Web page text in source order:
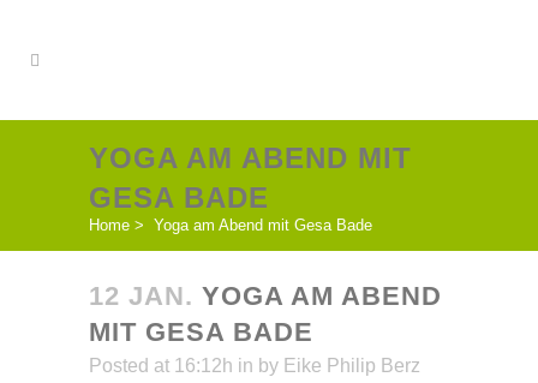
YOGA AM ABEND MIT
GESA BADE
Home > Yoga am Abend mit Gesa Bade
12 JAN. YOGA AM ABEND
MIT GESA BADE
Posted at 16:12h in by Eike Philip Berz